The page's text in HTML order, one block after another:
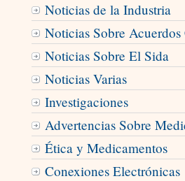
Noticias de la Industria
Noticias Sobre Acuerdos
Noticias Sobre El Sida
Noticias Varias
Investigaciones
Advertencias Sobre
Ética y Medicamentos
Conexiones Electrónicas